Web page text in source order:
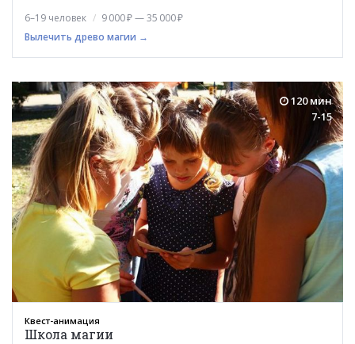
6–19 человек
9 000 ₽ — 35 000 ₽
Вылечить древо магии →
120 мин
7-15
Квест-анимация
Школа магии